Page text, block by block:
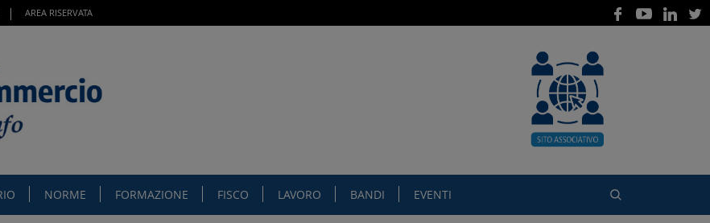
AREA RISERVATA
NORME FORMAZIONE FISCO LAVORO BANDI EVENTI